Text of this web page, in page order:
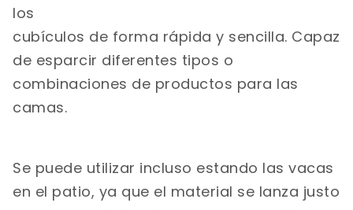
los
cubículos de forma rápida y sencilla. Capaz
de esparcir diferentes tipos o
combinaciones de productos para las
camas.
Se puede utilizar incluso estando las vacas
en el patio, ya que el material se lanza justo